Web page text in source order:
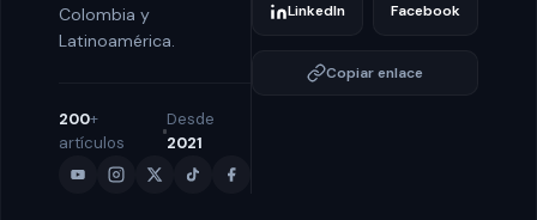
Colombia y
Latinoamérica.
200+
artículos
Desde
2021
LinkedIn Facebook
Copiar enlace